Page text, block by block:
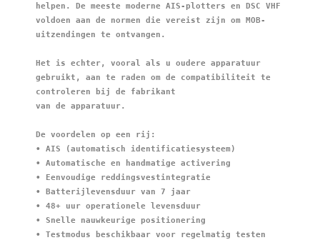
helpen. De meeste moderne AIS-plotters en DSC VHF
voldoen aan de normen die vereist zijn om MOB-
uitzendingen te ontvangen.
Het is echter, vooral als u oudere apparatuur
gebruikt, aan te raden om de compatibiliteit te
controleren bij de fabrikant
van de apparatuur.
De voordelen op een rij:
• AIS (automatisch identificatiesysteem)
• Automatische en handmatige activering
• Eenvoudige reddingsvestintegratie
• Batterijlevensduur van 7 jaar
• 48+ uur operationele levensduur
• Snelle nauwkeurige positionering
• Testmodus beschikbaar voor regelmatig testen